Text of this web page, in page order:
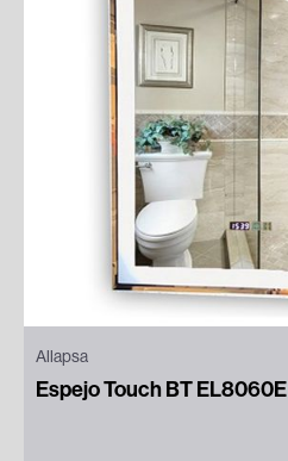
Allapsa
Espejo Touch BT EL8060E